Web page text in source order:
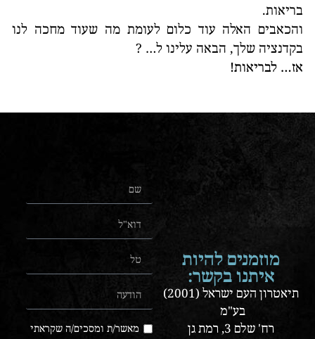
בריאות.
והכאבים האלה עוד כלום לעומת מה שעוד מחכה לנו
בקדנציה שלך, הבאה עלינו ל… ?
אז… לבריאות!
מוזמנים להיות
איתנו בקשר:
תיאטרון העם ישראל (2001)
בע"מ
רח' שלם 3, רמת גן
מאשר/ת ומסכים/ה שקראתי